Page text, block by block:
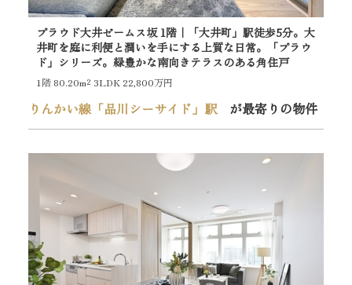
プラウド大井ゼームス坂 1階｜「大井町」駅徒歩5分。大
井町を庭に利便と潤いを手にする上質な日常。「プラウ
ド」シリーズ。緑豊かな南向きテラスのある角住戸
1階 80.20m² 3LDK 22,800万円
りんかい線「品川シーサイド」駅が最寄りの物件